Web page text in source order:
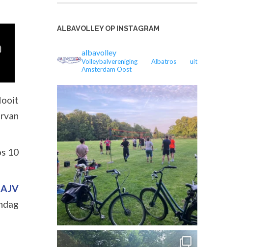
weer terug in de 4e
klasse
jaar met spelen
10
ALBAVOLLEY OP INSTAGRAM
albavolley
Volleybalvereniging Albatros uit
Amsterdam Oost